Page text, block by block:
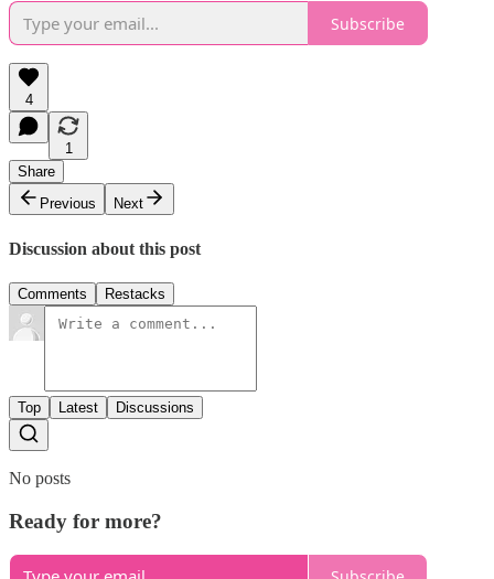
Subscribe
4
1
Share
Previous
Next
Discussion about this post
Comments Restacks
Top Latest Discussions
No posts
Ready for more?